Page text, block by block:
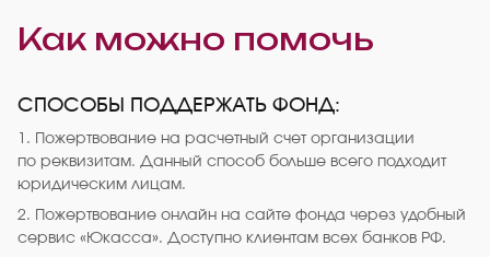
Как можно помочь
СПОСОБЫ ПОДДЕРЖАТЬ ФОНД:
1. Пожертвование на расчетный счет организации
по реквизитам. Данный способ больше всего подходит
юридическим лицам.
2. Пожертвование онлайн на сайте фонда через удобный
сервис «Юкасса». Доступно клиентам всех банков РФ.